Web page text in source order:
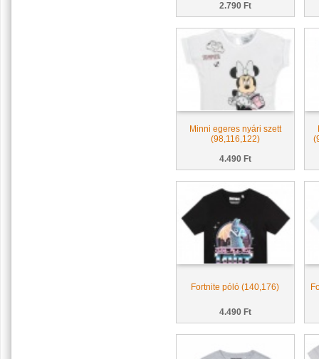
2.790 Ft
Minni egeres nyári szett
(98,116,122)
4.490 Ft
Fortnite póló (140,176)
4.490 Ft